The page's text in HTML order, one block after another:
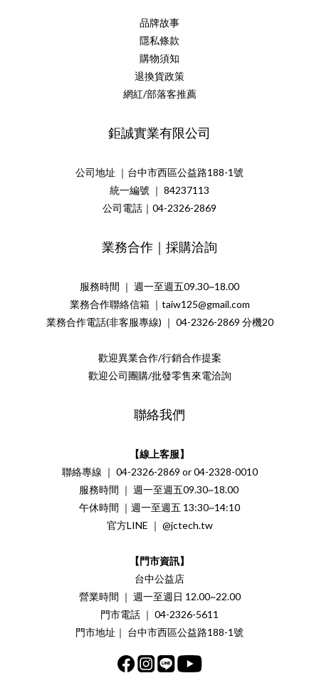
品牌故事
隱私條款
購物須知
退換貨政策
網紅/部落客推薦
鉅誠實業有限公司
公司地址 ｜台中市西區公益路188-1號
統一編號 ｜ 84237113
公司電話｜04-2326-2869
業務合作｜採購洽詢
服務時間 ｜ 週一至週五09.30~18.00
業務合作聯絡信箱 ｜taiw125@gmail.com
業務合作電話(非客服專線) ｜ 04-2326-2869 分機20
歡迎異業合作/行銷合作提案
歡迎公司團購/批發零售來電洽詢
聯絡我們
【線上客服】
聯絡專線 ｜ 04-2326-2869 or 04-2328-0010
服務時間 ｜ 週一至週五09.30~18.00
午休時間 ｜週一至週五 13:30~14:10
官方LINE ｜ @jctech.tw
【門市資訊】
台中公益店
營業時間 ｜ 週一至週日 12.00~22.00
門市電話 ｜ 04-2326-5611
門市地址｜ 台中市西區公益路188-1號